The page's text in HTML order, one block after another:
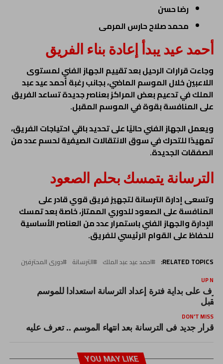
رضا حسن
محمد صلاح حارس المرمى
أحمد عيد يبدأ إعادة بناء الفريق
وجاءت قرارات الرحيل بعد تقييم الجهاز الفني لمستوى
اللاعبين خلال الموسم الماضي، بجانب رغبة أحمد عيد عبد
الملك في تدعيم بعض المراكز بعناصر جديدة تساعد الفريق
على المنافسة بقوة في الموسم المقبل.
ويعمل الجهاز الفني حاليًا على تحديد باقي احتياجات الفريق،
تمهيدًا للتحرك في سوق الانتقالات الصيفية لحسم عدد من
الصفقات الجديدة.
الترسانة يتمسك بحلم الصعود
وتسعى إدارة الترسانة لتجهيز فريق قوي قادر على
المنافسة على الصعود للدوري الممتاز، خاصة بعد تمسك
الإدارة والجهاز الفني باستمرار عدد من العناصر الأساسية
للحفاظ على القوام الرئيسي للفريق.
RELATED TOPICS: احمد عيد عبد الملك الترسانة دورى المحترفين
UP
على بداية فترة إعداد الترسانة استعدادا للموسم
DON'T MISS
قرار جديد فى الترسانة بعد انتهاء الموسم .. تعرف عليه
YOU MAY LIKE